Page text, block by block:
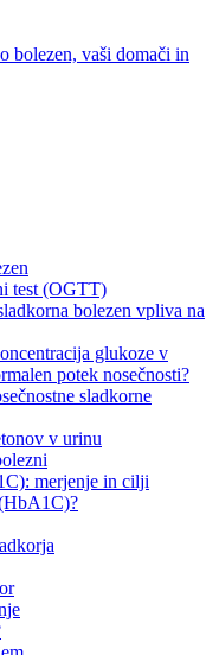
bolezen, vaši domači in
test (OGTT)
bolezen vpliva na
glukoze v
potek nosečnosti?
sladkorne
v urinu
merjenje in cilji